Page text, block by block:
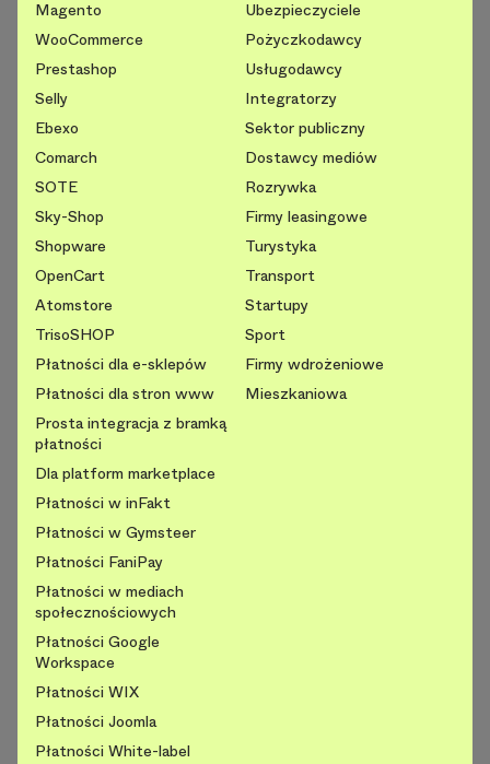
Magento
WooCommerce
Prestashop
Selly
Ebexo
Comarch
SOTE
Sky-Shop
Shopware
OpenCart
Atomstore
TrisoSHOP
Płatności dla e-sklepów
Płatności dla stron www
Prosta integracja z bramką
płatności
Dla platform marketplace
Płatności w inFakt
Płatności w Gymsteer
Płatności FaniPay
Płatności w mediach
społecznościowych
Płatności Google
Workspace
Płatności WIX
Płatności Joomla
Płatności White-label
Ubezpieczyciele
Pożyczkodawcy
Usługodawcy
Integratorzy
Sektor publiczny
Dostawcy mediów
Rozrywka
Firmy leasingowe
Turystyka
Transport
Startupy
Sport
Firmy wdrożeniowe
Mieszkaniowa